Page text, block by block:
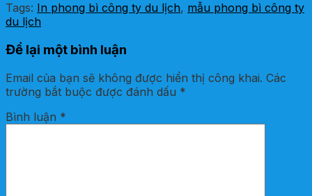
Tags: In phong bì công ty du lịch, mẫu phong bì công ty
du lịch
Để lại một bình luận
Email của bạn sẽ không được hiển thị công khai. Các
trường bắt buộc được đánh dấu *
Bình luận *